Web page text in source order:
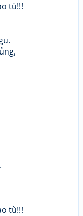
tù!!!
tù!!!